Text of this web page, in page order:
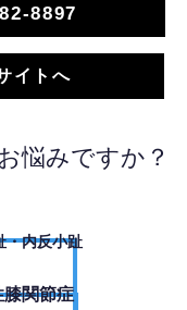
8897
イトへ
悩みですか？
・内反小趾
関節症